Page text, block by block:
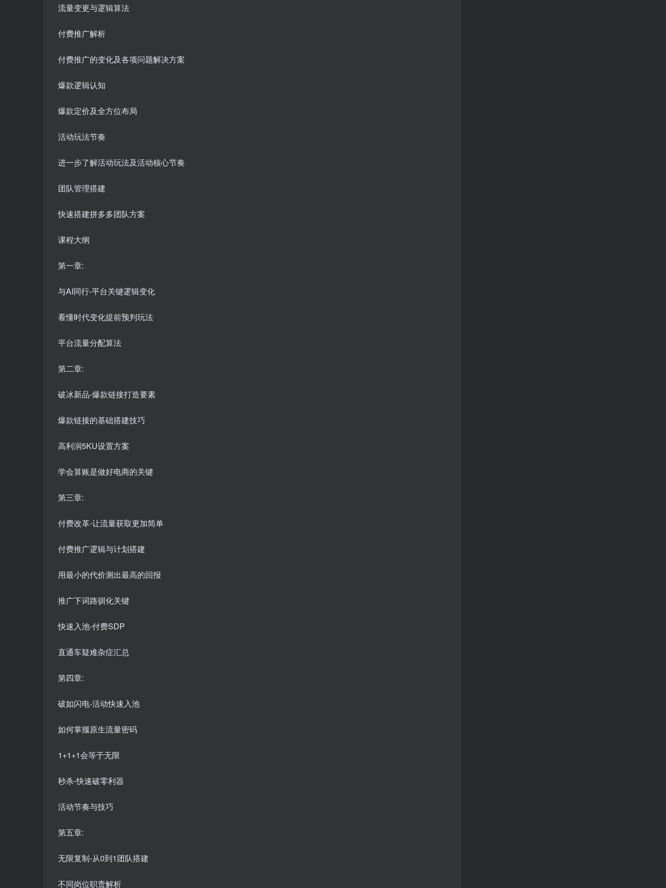
流量变更与逻辑算法
付费推广解析
付费推广的变化及各项问题解决方案
爆款逻辑认知
爆款定价及全方位布局
活动玩法节奏
进一步了解活动玩法及活动核心节奏
团队管理搭建
快速搭建拼多多团队方案
课程大纲
第一章:
与AI同行-平台关键逻辑变化
看懂时代变化提前预判玩法
平台流量分配算法
第二章:
破冰新品-爆款链接打造要素
爆款链接的基础搭建技巧
高利润5KU设置方案
学会算账是做好电商的关键
第三章:
付费改革-让流量获取更加简单
付费推广逻辑与计划搭建
用最小的代价测出最高的回报
推广下词路驯化关键
快速入池-付费SDP
直通车疑难杂症汇总
第四章:
破如闪电-活动快速入池
如何掌揠原生流量密码
1+1+1会等于无限
秒杀-快速破零利器
活动节奏与技巧
第五章:
无限复制-从0到1团队搭建
不同岗位职责解析